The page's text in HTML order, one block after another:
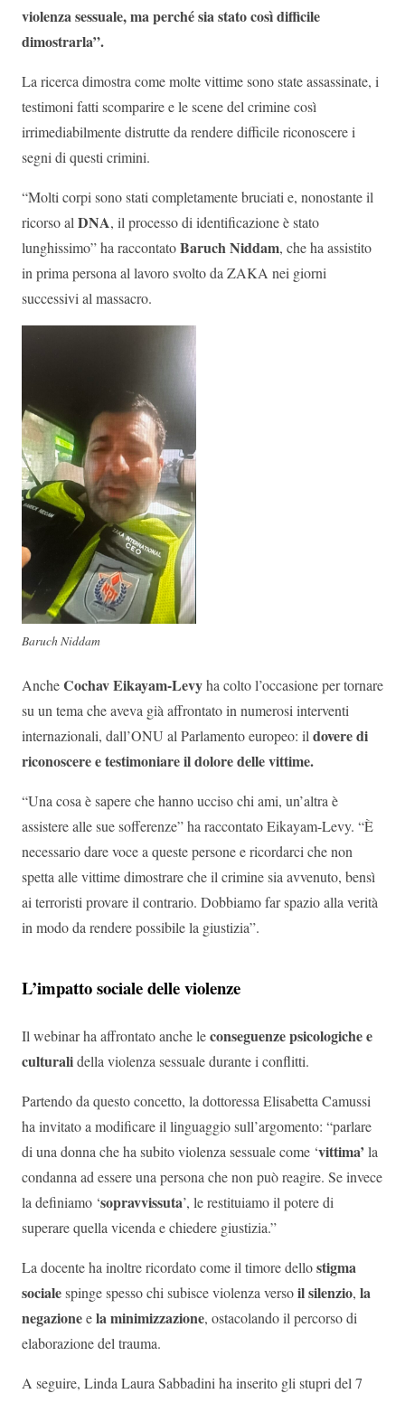
violenza sessuale, ma perché sia stato così difficile
dimostrarla”.
La ricerca dimostra come molte vittime sono state assassinate, i
testimoni fatti scomparire e le scene del crimine così
irrimediabilmente distrutte da rendere difficile riconoscere i
segni di questi crimini.
“Molti corpi sono stati completamente bruciati e, nonostante il
ricorso al DNA, il processo di identificazione è stato
lunghissimo” ha raccontatoBaruch Niddam, che ha assistito
in prima persona al lavoro svolto da ZAKA nei giorni
successivi al massacro.
Baruch Niddam
AncheCochav Eikayam-Levyha colto l’occasione per tornare
su un tema che aveva già affrontato in numerosi interventi
internazionali, dall’ONU al Parlamento europeo: ildovere di
riconoscere e testimoniare il dolore delle vittime.
“Una cosa è sapere che hanno ucciso chi ami, un’altra è
assistere alle sue sofferenze” ha raccontato Eikayam-Levy. “È
necessario dare voce a queste persone e ricordarci che non
spetta alle vittime dimostrare che il crimine sia avvenuto, bensì
ai terroristi provare il contrario. Dobbiamo far spazio alla verità
in modo da rendere possibile la giustizia”.
L’impatto sociale delle violenze
Il webinar ha affrontato anche leconseguenze psicologiche e
culturalidella violenza sessuale durante i conflitti.
Partendo da questo concetto, la dottoressa Elisabetta Camussi
ha invitato a modificare il linguaggio sull’argomento: “parlare
di una donna che ha subito violenza sessuale come ‘vittima’ la
condanna ad essere una persona che non può reagire. Se invece
la definiamo ‘sopravvissuta’, le restituiamo il potere di
superare quella vicenda e chiedere giustizia.”
La docente ha inoltre ricordato come il timore dellostigma
socialespinge spesso chi subisce violenza versoil silenzio, la
negazioneela minimizzazione, ostacolando il percorso di
elaborazione del trauma.
A seguire, Linda Laura Sabbadini ha inserito gli stupri del 7